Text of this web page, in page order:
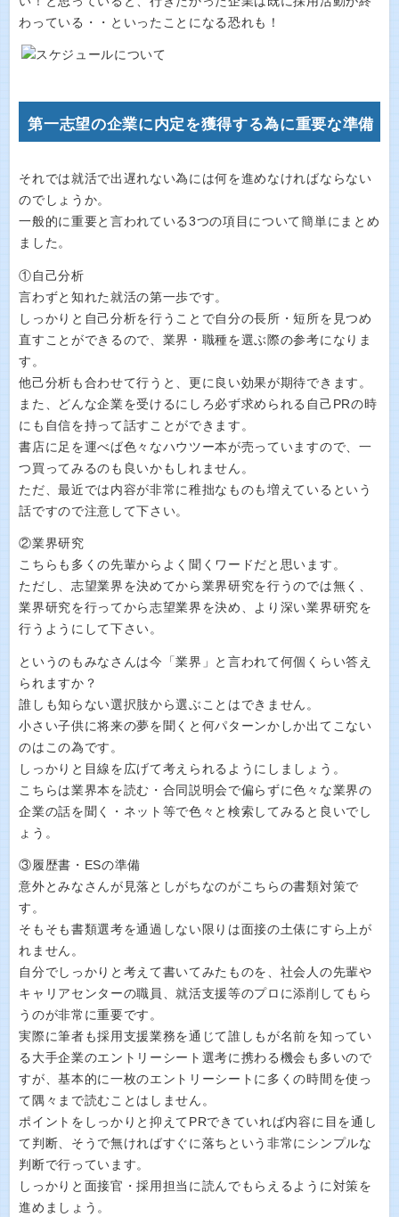
わっている・・といったことになる恐れも！
第一志望の企業に内定を獲得する為に重要な準備
それでは就活で出遅れない為には何を進めなければならない
のでしょうか。
一般的に重要と言われている3つの項目について簡単にまとめ
ました。
①自己分析
言わずと知れた就活の第一歩です。
しっかりと自己分析を行うことで自分の長所・短所を見つめ
直すことができるので、業界・職種を選ぶ際の参考になりま
す。
他己分析も合わせて行うと、更に良い効果が期待できます。
また、どんな企業を受けるにしろ必ず求められる自己PRの時
にも自信を持って話すことができます。
書店に足を運べば色々なハウツー本が売っていますので、一
つ買ってみるのも良いかもしれません。
ただ、最近では内容が非常に稚拙なものも増えているという
話ですので注意して下さい。
②業界研究
こちらも多くの先輩からよく聞くワードだと思います。
ただし、志望業界を決めてから業界研究を行うのでは無く、
業界研究を行ってから志望業界を決め、より深い業界研究を
行うようにして下さい。
というのもみなさんは今「業界」と言われて何個くらい答え
られますか？
誰しも知らない選択肢から選ぶことはできません。
小さい子供に将来の夢を聞くと何パターンかしか出てこない
のはこの為です。
しっかりと目線を広げて考えられるようにしましょう。
こちらは業界本を読む・合同説明会で偏らずに色々な業界の
企業の話を聞く・ネット等で色々と検索してみると良いでし
ょう。
③履歴書・ESの準備
意外とみなさんが見落としがちなのがこちらの書類対策で
す。
そもそも書類選考を通過しない限りは面接の土俵にすら上が
れません。
自分でしっかりと考えて書いてみたものを、社会人の先輩や
キャリアセンターの職員、就活支援等のプロに添削してもら
うのが非常に重要です。
実際に筆者も採用支援業務を通じて誰しもが名前を知ってい
る大手企業のエントリーシート選考に携わる機会も多いので
すが、基本的に一枚のエントリーシートに多くの時間を使っ
て隅々まで読むことはしません。
ポイントをしっかりと抑えてPRできていれば内容に目を通し
て判断、そうで無ければすぐに落ちという非常にシンプルな
判断で行っています。
しっかりと面接官・採用担当に読んでもらえるように対策を
進めましょう。